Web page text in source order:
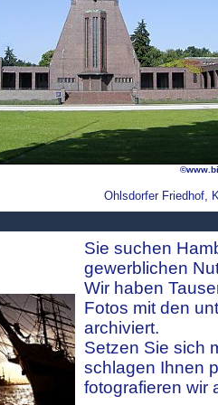
Ohlsdorfer Friedhof,
Sie suchen
gewerblichen
Wir haben
Fotos mit den
archiviert.
Setzen Sie sich
schlagen Ihnen
fotografieren wir